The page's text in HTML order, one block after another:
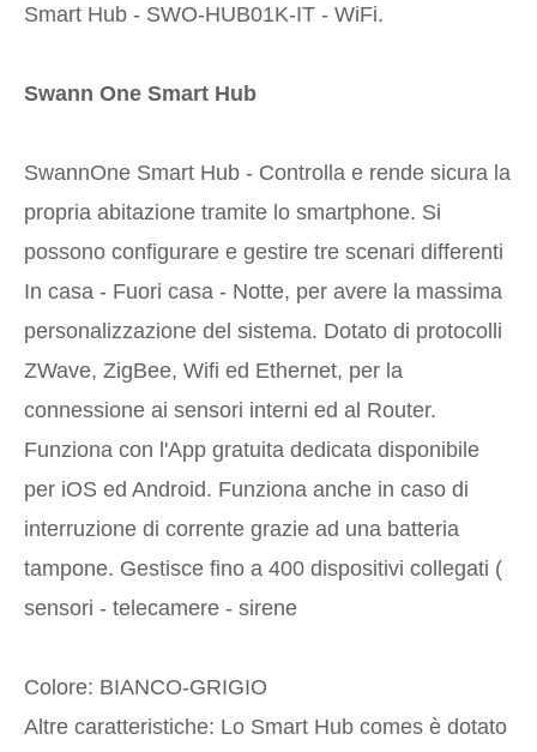
Smart Hub - SWO-HUB01K-IT - WiFi.
Swann One Smart Hub
SwannOne Smart Hub - Controlla e rende sicura la
propria abitazione tramite lo smartphone. Si
possono configurare e gestire tre scenari differenti
In casa - Fuori casa - Notte, per avere la massima
personalizzazione del sistema. Dotato di protocolli
ZWave, ZigBee, Wifi ed Ethernet, per la
connessione ai sensori interni ed al Router.
Funziona con l'App gratuita dedicata disponibile
per iOS ed Android. Funziona anche in caso di
interruzione di corrente grazie ad una batteria
tampone. Gestisce fino a 400 dispositivi collegati (
sensori - telecamere - sirene
Colore: BIANCO-GRIGIO
Altre caratteristiche: Lo Smart Hub comes è dotato